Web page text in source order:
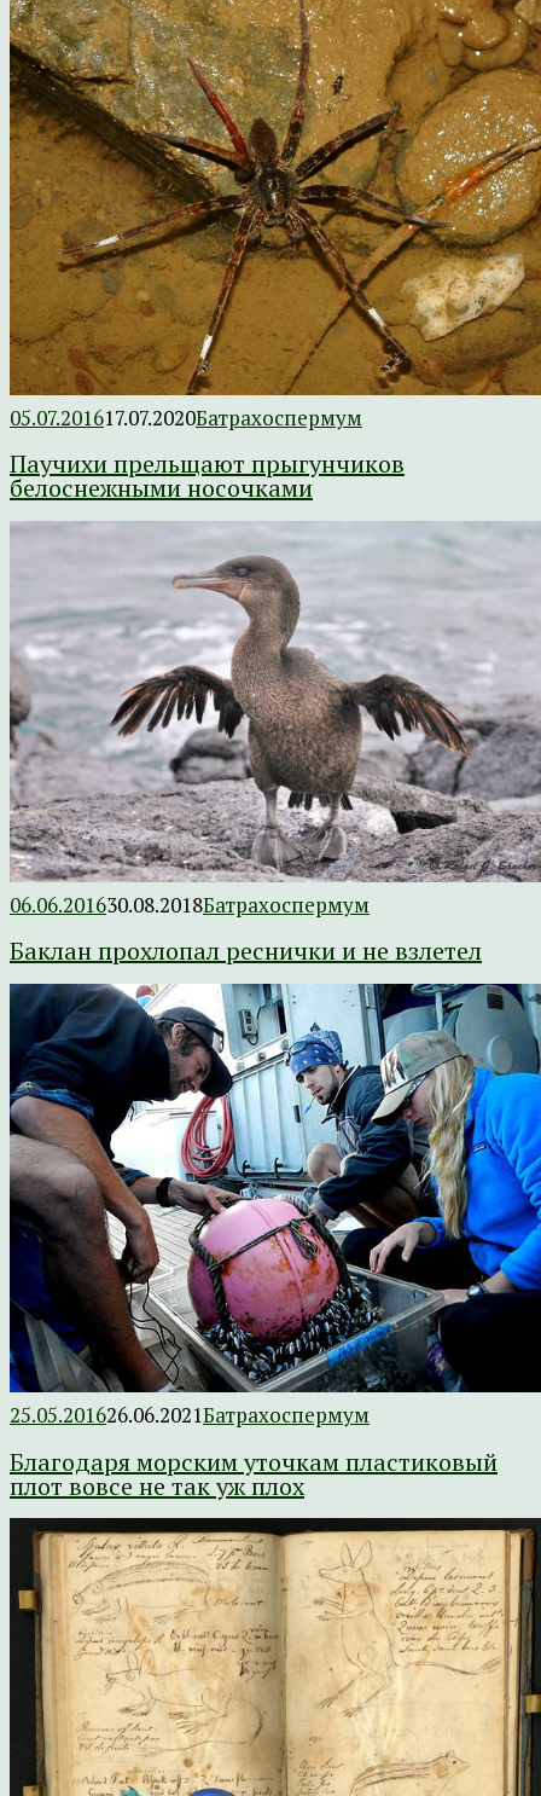
05.07.201617.07.2020Батрахоспермум
Паучихи прельщают прыгунчиков
белоснежными носочками
06.06.201630.08.2018Батрахоспермум
Баклан прохлопал реснички и не взлетел
25.05.201626.06.2021Батрахоспермум
Благодаря морским уточкам пластиковый
плот вовсе не так уж плох